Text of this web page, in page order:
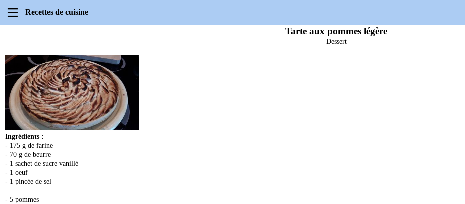
Recettes de cuisine
Tarte aux pommes légère
Dessert
Ingrédients :
- 175 g de farine
- 70 g de beurre
- 1 sachet de sucre vanillé
- 1 oeuf
- 1 pincée de sel
- 5 pommes